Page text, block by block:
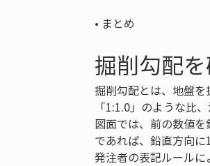
• まとめ
掘削勾配
掘削勾配とは、地盤
「1:1.0」のような比
図面では、前の数値
であれば、鉛直方向
発注者の表記ルール